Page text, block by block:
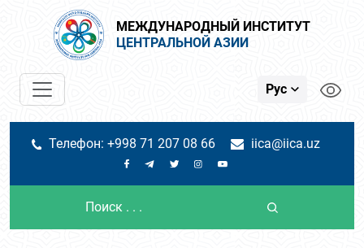
МЕЖДУНАРОДНЫЙ ИНСТИТУТ
ЦЕНТРАЛЬНОЙ АЗИИ
Рус
Телефон: +998 71 207 08 66 iica@iica.uz